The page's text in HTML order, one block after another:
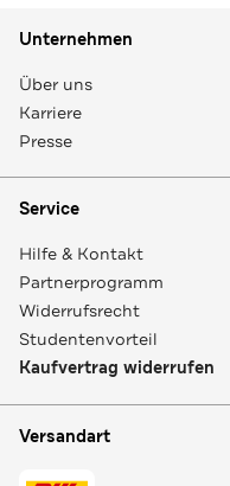
Unternehmen
Über uns
Karriere
Presse
Service
Hilfe & Kontakt
Partnerprogramm
Widerrufsrecht
Studentenvorteil
Kaufvertrag widerrufen
Versandart